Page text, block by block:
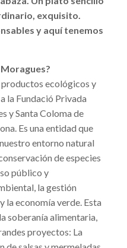
exquisito.
y aquí tenemos
productos ecológicos y
la Fundació Privada
y Santa Coloma de
Es una entidad que
entorno natural
de especies
público y
la gestión
la economía verde. Esta
soberanía alimentaria,
proyectos: La